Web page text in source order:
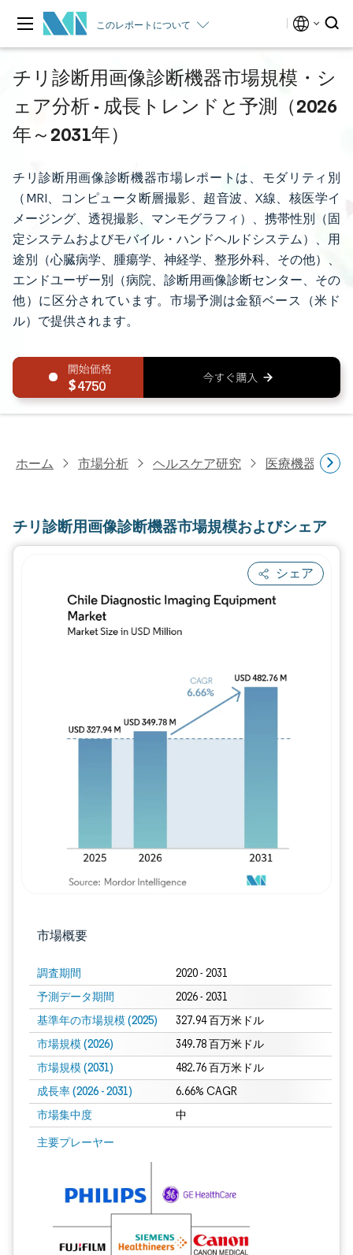
このレポートについて
チリ診断用画像診断機器市場規模・シ
ェア分析 - 成長トレンドと予測（2026
年～2031年）
チリ診断用画像診断機器市場レポートは、モダリティ別
（MRI、コンピュータ断層撮影、超音波、X線、核医学イ
メージング、透視撮影、マンモグラフィ）、携帯性別（固
定システムおよびモバイル・ハンドヘルドシステム）、用
途別（心臓病学、腫瘍学、神経学、整形外科、その他）、
エンドユーザー別（病院、診断用画像診断センター、その
他）に区分されています。市場予測は金額ベース（米ド
ル）で提供されます。
4750
ホーム 市場分析 ヘルスケア研究 医療機器研究
チリ診断用画像診断機器市場規模およびシェア
シェア
市場概要
調査期間 2020 - 2031
予測データ期間 2026 - 2031
基準年の市場規模 (2025) 327.94 百万米ドル
市場規模 (2026) 349.78 百万米ドル
市場規模 (2031) 482.76 百万米ドル
成長率 (2026 - 2031) 6.66% CAGR
市場集中度 中
主要プレーヤー
画像 © Mordor Intelligence。再利用にはCC BY 4.0の表示が必要です。